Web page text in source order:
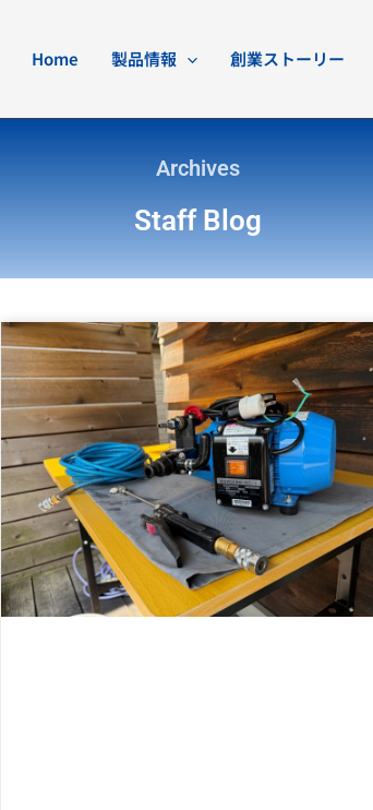
Home 製品情報 創業ストーリー
Archives
Staff Blog
ペ
ー
ペ
ー
ジ
ペ
ー
ジ
ペ
ー
ジ